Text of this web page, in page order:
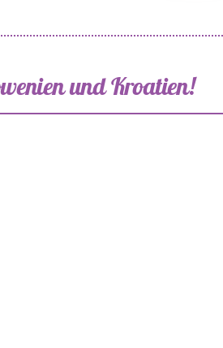
und Kroatien!